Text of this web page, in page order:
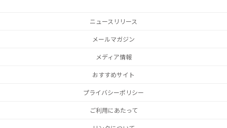
ニュースリリース
メールマガジン
メディア情報
おすすめサイト
プライバシーポリシー
ご利用にあたって